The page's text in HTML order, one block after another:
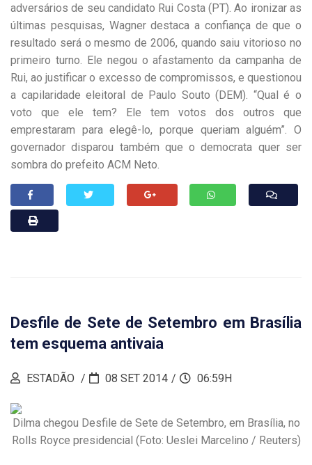
adversários de seu candidato Rui Costa (PT). Ao ironizar as
últimas pesquisas, Wagner destaca a confiança de que o
resultado será o mesmo de 2006, quando saiu vitorioso no
primeiro turno. Ele negou o afastamento da campanha de
Rui, ao justificar o excesso de compromissos, e questionou
a capilaridade eleitoral de Paulo Souto (DEM). “Qual é o
voto que ele tem? Ele tem votos dos outros que
emprestaram para elegê-lo, porque queriam alguém”. O
governador disparou também que o democrata quer ser
sombra do prefeito ACM Neto.
Desfile de Sete de Setembro em Brasília
tem esquema antivaia
ESTADÃO 08 SET 2014 06:59H
Dilma chegou Desfile de Sete de Setembro, em Brasília, no
Rolls Royce presidencial (Foto: Ueslei Marcelino / Reuters)